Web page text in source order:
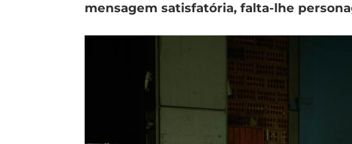
mensagem satisfatória, falta-lhe